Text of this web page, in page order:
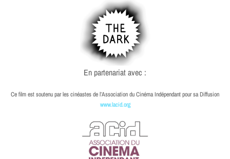
En partenariat avec :
Ce film est soutenu par les cinéastes de l’Association du Cinéma Indépendant pour sa Diffusion
www.lacid.org